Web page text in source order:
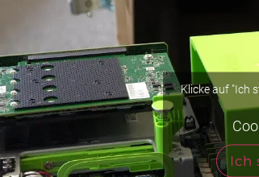
Klicke auf "Ich
Ich